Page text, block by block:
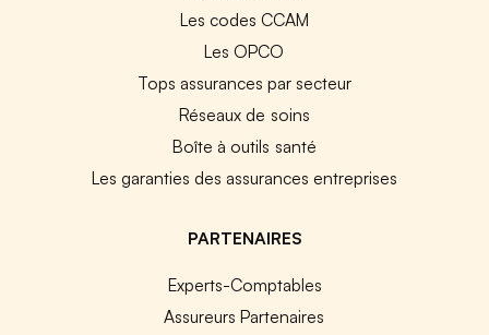
Les codes CCAM
Les OPCO
Tops assurances par secteur
Réseaux de soins
Boîte à outils santé
Les garanties des assurances entreprises
PARTENAIRES
Experts-Comptables
Assureurs Partenaires